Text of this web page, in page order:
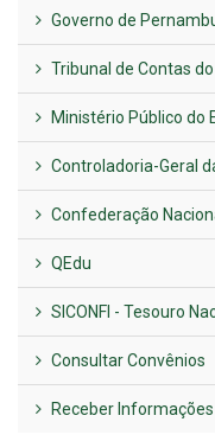
Governo de
Tribunal de Contas
Ministério Público do
Controladoria-Geral
Confederação
QEdu
SICONFI - Tesouro
Consultar Convênios
Receber